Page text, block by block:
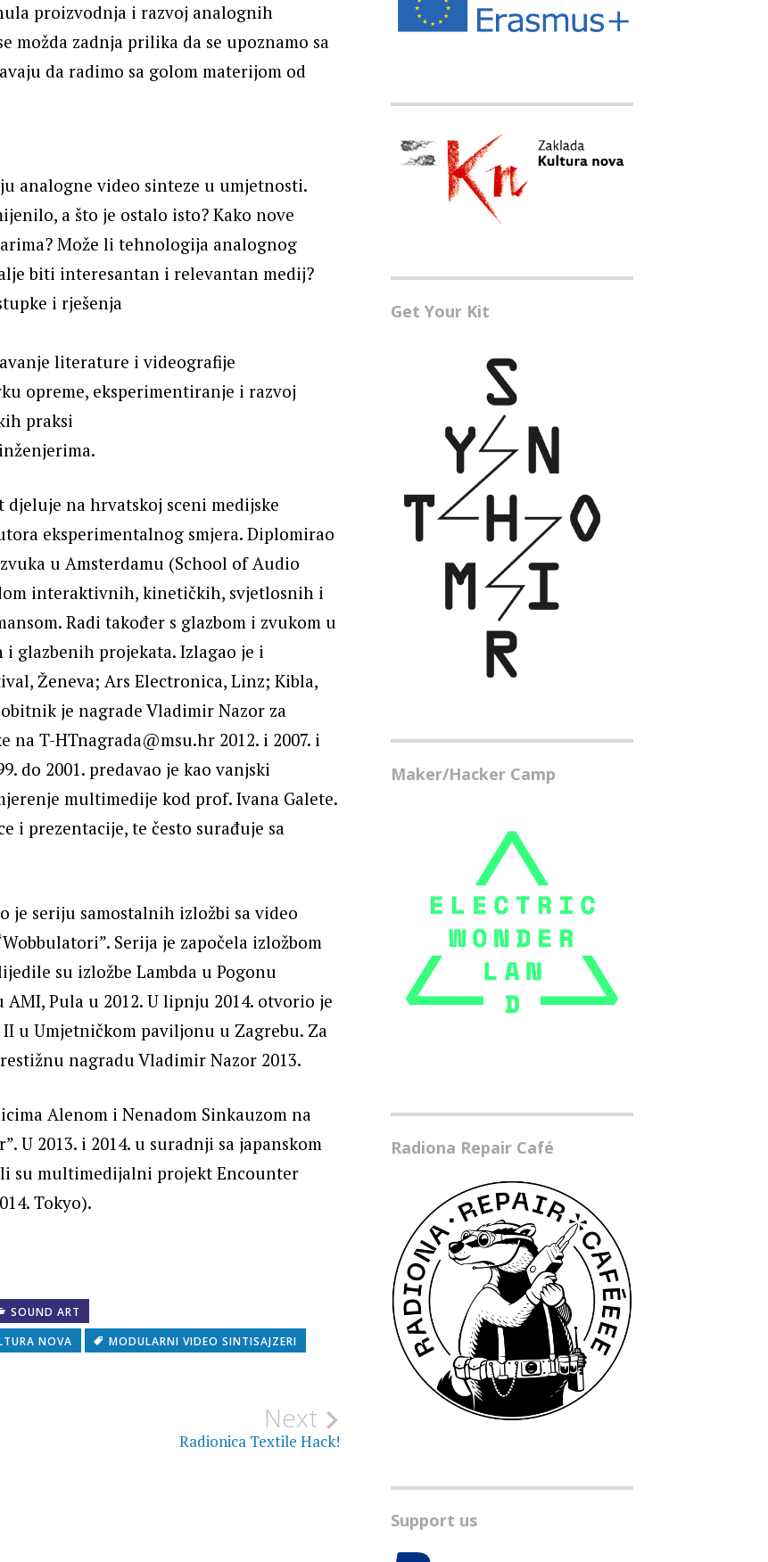
proizvodnja i razvoj analognih
možda zadnja prilika da se upoznamo sa
da radimo sa golom materijom od
analogne video sinteze u umjetnosti.
a što je ostalo isto? Kako nove
Može li tehnologija analognog
biti interesantan i relevantan medij?
i rješenja
literature i videografije
opreme, eksperimentiranje i razvoj
praksi
djeluje na hrvatskoj sceni medijske
eksperimentalnog smjera. Diplomirao
u Amsterdamu (School of Audio
interaktivnih, kinetičkih, svjetlosnih i
Radi također s glazbom i zvukom u
glazbenih projekata. Izlagao je i
Ženeva; Ars Electronica, Linz; Kibla,
je nagrade Vladimir Nazor za
T-HTnagrada@msu.hr 2012. i 2007. i
do 2001. predavao je kao vanjski
multimedije kod prof. Ivana Galete.
i prezentacije, te često surađuje sa
seriju samostalnih izložbi sa video
Serija je započela izložbom
su izložbe Lambda u Pogonu
AMI, Pula u 2012. U lipnju 2014. otvorio je
u Umjetničkom paviljonu u Zagrebu. Za
nagradu Vladimir Nazor 2013.
Alenom i Nenadom Sinkauzom na
U 2013. i 2014. u suradnji sa japanskom
su multimedijalni projekt Encounter
Tokyo).
SOUND ART
NOVA
MODULARNI VIDEO SINTISAJZERI
Next
Radionica Textile Hack!
Get Your Kit
Maker/Hacker Camp
Radiona Repair Café
Support us